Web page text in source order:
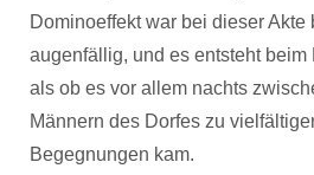
Dominoeffekt war bei dieser Akte
augenfällig, und es entsteht beim
als ob es vor allem nachts
Männern des Dorfes zu
Begegnungen kam.